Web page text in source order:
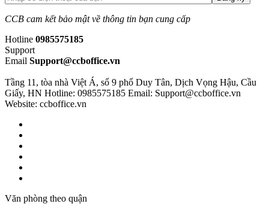
CCB cam kết bảo mật về thông tin bạn cung cấp
Hotline 0985575185
Support
Email Support@ccboffice.vn
Tầng 11, tòa nhà Việt Á, số 9 phố Duy Tân, Dịch Vọng Hậu, Cầu
Giấy, HN Hotline: 0985575185 Email: Support@ccboffice.vn
Website: ccboffice.vn
Văn phòng theo quận